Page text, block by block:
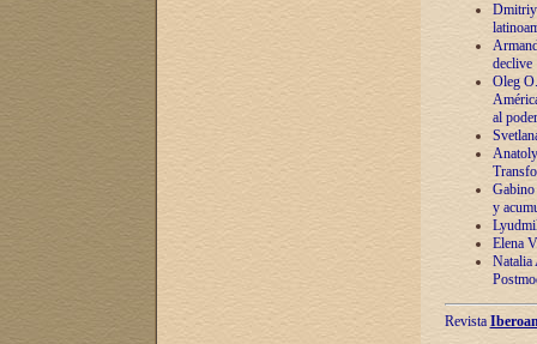
Dmitriy
declive
Oleg
al poder
y
Elena
Natalia
Revista